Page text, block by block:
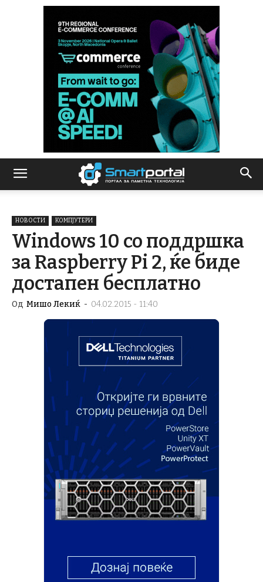
НОВОСТИ КОМПЈУТЕРИ
Windows 10 со поддршка
за Raspberry Pi 2, ќе биде
достапен бесплатно
Од Мишо Лекиќ - 04.02.2015 - 11:40